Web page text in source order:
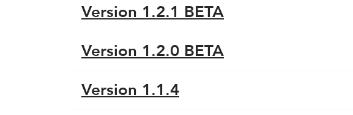
Version 1.2.1 BETA
Version 1.2.0 BETA
Version 1.1.4